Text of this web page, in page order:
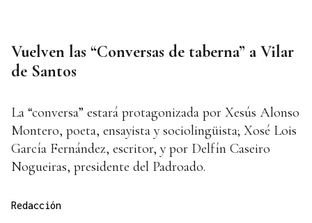
Vuelven las “Conversas de taberna” a Vilar
de Santos
La “conversa” estará protagonizada por Xesús Alonso
Montero, poeta, ensayista y sociolingüista; Xosé Lois
García Fernández, escritor, y por Delfín Caseiro
Nogueiras, presidente del Padroado.
Redacción